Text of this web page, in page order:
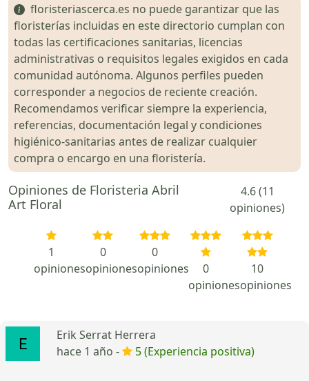
floristeriascerca.es no puede garantizar que las
floristerías incluidas en este directorio cumplan con
todas las certificaciones sanitarias, licencias
administrativas o requisitos legales exigidos en cada
comunidad autónoma. Algunos perfiles pueden
corresponder a negocios de reciente creación.
Recomendamos verificar siempre la experiencia,
referencias, documentación legal y condiciones
higiénico-sanitarias antes de realizar cualquier
compra o encargo en una floristería.
Opiniones de Floristeria Abril
Art Floral
4.6 (11
opiniones)
1
opiniones
0
opiniones
0
opiniones
0
opiniones
10
opiniones
Erik Serrat Herrera
hace 1 año -
5 (Experiencia positiva)